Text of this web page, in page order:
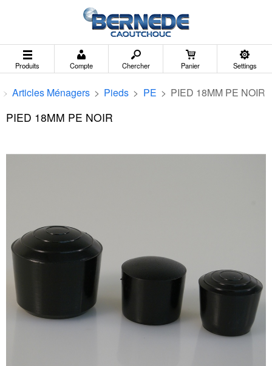
Produits Compte Chercher Panier Settings
> Articles Ménagers > Pieds > PE > PIED 18MM PE NOIR
PIED 18MM PE NOIR